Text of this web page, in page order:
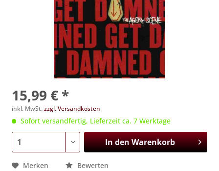
15,99 € *
inkl. MwSt.zzgl. Versandkosten
Sofort versandfertig, Lieferzeit ca. 7 Werktage
In denWarenkorb
Merken Bewerten